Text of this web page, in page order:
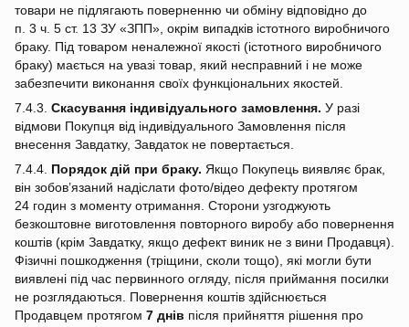
товари не підлягають поверненню чи обміну відповідно до
п. 3 ч. 5 ст. 13 ЗУ «ЗПП», окрім випадків істотного виробничого
браку. Під товаром неналежної якості (істотного виробничого
браку) мається на увазі товар, який несправний і не може
забезпечити виконання своїх функціональних якостей.
7.4.3. Скасування індивідуального замовлення. У разі
відмови Покупця від індивідуального Замовлення після
внесення Завдатку, Завдаток не повертається.
7.4.4. Порядок дій при браку. Якщо Покупець виявляє брак,
він зобов’язаний надіслати фото/відео дефекту протягом
24 годин з моменту отримання. Сторони узгоджують
безкоштовне виготовлення повторного виробу або повернення
коштів (крім Завдатку, якщо дефект виник не з вини Продавця).
Фізичні пошкодження (тріщини, сколи тощо), які могли бути
виявлені під час первинного огляду, після приймання посилки
не розглядаються. Повернення коштів здійснюється
Продавцем протягом 7 днів після прийняття рішення про